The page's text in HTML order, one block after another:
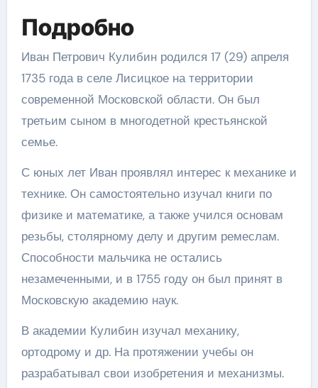
Подробно
Иван Петрович Кулибин родился 17 (29) апреля
1735 года в селе Лисицкое на территории
современной Московской области. Он был
третьим сыном в многодетной крестьянской
семье.
С юных лет Иван проявлял интерес к механике и
технике. Он самостоятельно изучал книги по
физике и математике, а также учился основам
резьбы, столярному делу и другим ремеслам.
Способности мальчика не остались
незамеченными, и в 1755 году он был принят в
Московскую академию наук.
В академии Кулибин изучал механику,
ортодрому и др. На протяжении учебы он
разрабатывал свои изобретения и механизмы.